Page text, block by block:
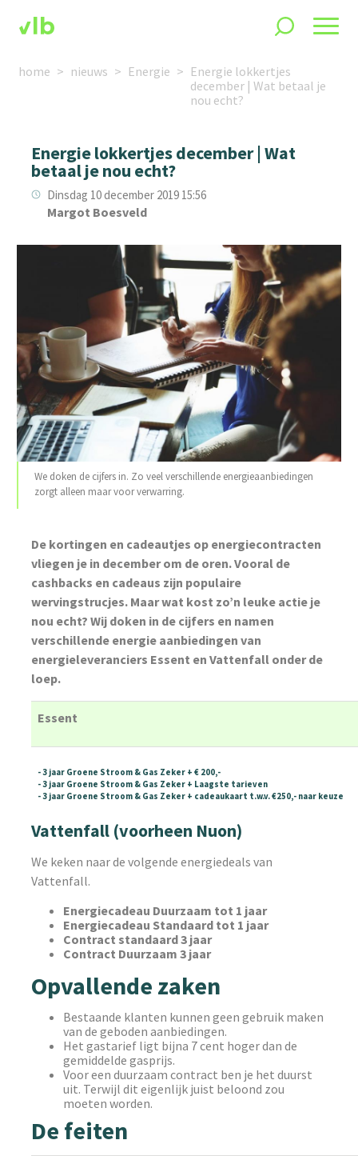
home nieuws Energie
Energie lokkertjes
december | Wat betaal je
nou echt?
Energie lokkertjes december | Wat
betaal je nou echt?
Dinsdag 10 december 2019 15:56
Margot Boesveld
We doken de cijfers in. Zo veel verschillende energieaanbiedingen
zorgt alleen maar voor verwarring.
De kortingen en cadeautjes op energiecontracten
vliegen je in december om de oren.Vooral de
cashbacks en cadeaus zijn populaire
wervingstrucjes. Maar wat kost zo’n leuke actie je
nou echt? Wij doken in de cijfers en namen
verschillende energie aanbiedingen van
energieleveranciers Essent en Vattenfall onder de
loep.
Essent
- 3 jaar Groene Stroom & Gas Zeker + € 200,-
- 3 jaar Groene Stroom & Gas Zeker + Laagste tarieven
- 3 jaar Groene Stroom & Gas Zeker + cadeaukaart t.w.v. €250,- naar keuze
Vattenfall (voorheen Nuon)
We keken naar de volgende energiedeals van
Vattenfall.
Energiecadeau Duurzaam tot 1 jaar
Energiecadeau Standaard tot 1 jaar
Contract standaard 3 jaar
Contract Duurzaam 3 jaar
Opvallende zaken
Bestaande klanten kunnen geen gebruik maken
van de geboden aanbiedingen.
Het gastarief ligt bijna 7 cent hoger dan de
gemiddelde gasprijs.
Voor een duurzaam contract ben je het duurst
uit. Terwijl dit eigenlijk juist beloond zou
moeten worden.
De feiten